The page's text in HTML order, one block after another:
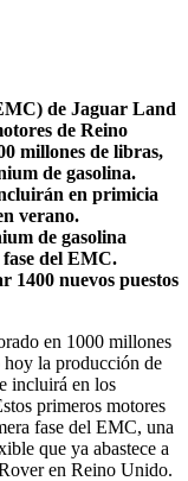
de Jaguar Land
de Reino
millones de libras,
de gasolina.
en primicia
verano.
de gasolina
del EMC.
1400 nuevos puestos
en 1000 millones
hoy la producción de
incluirá en los
primeros motores
fase del EMC, una
que ya abastece a
en Reino Unido.